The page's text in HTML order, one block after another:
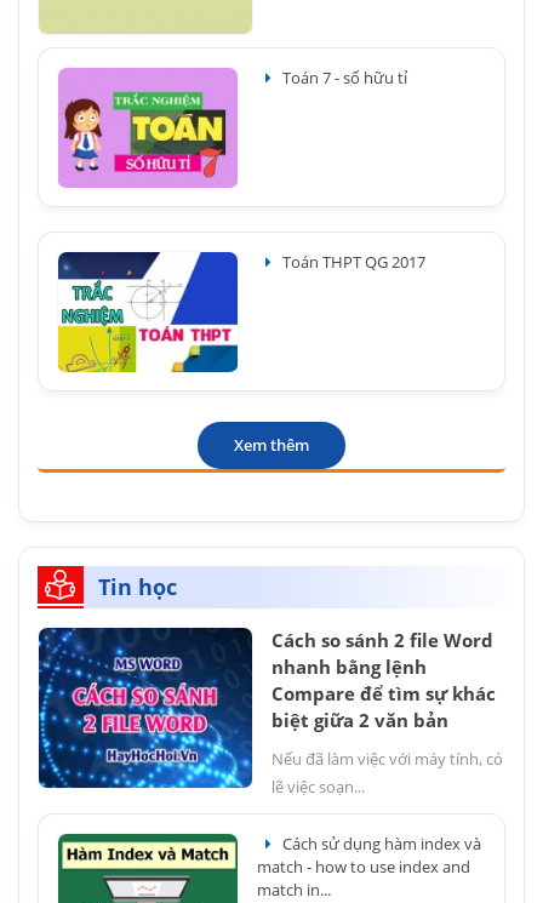
Toán 7 - số hữu tỉ
Toán THPT QG 2017
Xem thêm
Tin học
Cách so sánh 2 file Word
nhanh bằng lệnh
Compare để tìm sự khác
biệt giữa 2 văn bản
Nếu đã làm việc với máy tính, có
lẽ việc soạn...
Cách sử dụng hàm index và
match - how to use index and
match in...